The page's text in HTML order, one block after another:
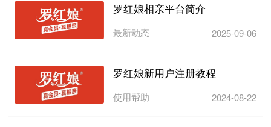
罗红娘相亲平台简介
最新动态 2025-09-06
罗红娘新用户注册教程
使用帮助 2024-08-22